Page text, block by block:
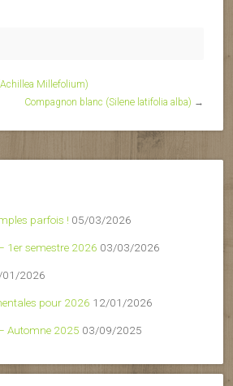
Millefolium)
Compagnon blanc (Silene latifolia alba) →
parfois ! 05/03/2026
1er semestre 2026 03/03/2026
01/2026
pour 2026 12/01/2026
Automne 2025 03/09/2025